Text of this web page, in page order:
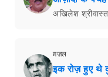
अखिलेश
ग़ज़ल
इक रोज़ हुए थे